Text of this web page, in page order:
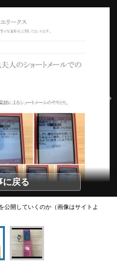
に戻る
公開していくのか（画像はサイトよ